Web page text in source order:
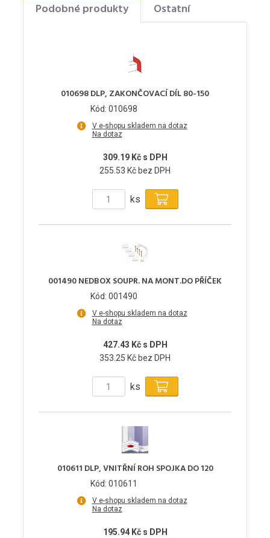
Podobné produkty Ostatní
010698 DLP, ZAKONČOVACÍ DÍL 80-150
Kód: 010698
V e-shopu skladem na dotaz
Na dotaz
309.19 Kč s DPH
255.53 Kč bez DPH
ks
001490 NEDBOX SOUPR. NA MONT.DO PŘÍČEK
Kód: 001490
V e-shopu skladem na dotaz
Na dotaz
427.43 Kč s DPH
353.25 Kč bez DPH
ks
010611 DLP, VNITŘNÍ ROH SPOJKA DO 120
Kód: 010611
V e-shopu skladem na dotaz
Na dotaz
195.94 Kč s DPH